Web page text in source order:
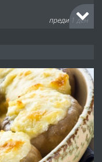
преди 1 ден
НА ГР.
преди 2 дни
наем